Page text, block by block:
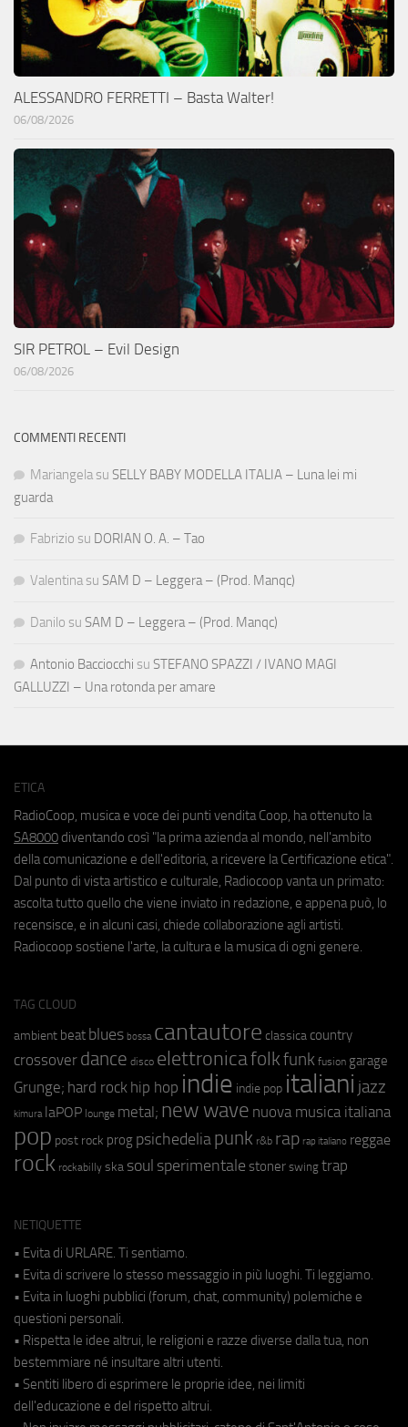
ALESSANDRO FERRETTI – Basta Walter!
06/08/2026
SIR PETROL – Evil Design
06/08/2026
COMMENTI RECENTI
Mariangela su SELLY BABY MODELLA ITALIA – Luna lei mi
guarda
Fabrizio su DORIAN O. A. – Tao
Valentina su SAM D – Leggera – (Prod. Manqc)
Danilo su SAM D – Leggera – (Prod. Manqc)
Antonio Bacciocchi su STEFANO SPAZZI / IVANO MAGI
GALLUZZI – Una rotonda per amare
ETICA
RadioCoop, musica e voce dei punti vendita Coop, ha ottenuto la
SA8000 diventando così "la prima azienda al mondo, nell'ambito
della comunicazione e dell'editoria, a ricevere la Certificazione etica".
Dal punto di vista artistico e culturale, Radiocoop vanta un primato:
ascolta tutto quello che viene inviato in redazione, e appena può, lo
recensisce, e in alcuni casi, chiede collaborazione agli artisti.
Radiocoop sostiene l'arte, la cultura e la musica di ogni genere.
TAG CLOUD
ambient beat blues bossa cantautore classica country
crossover dance disco elettronicafolkfunk fusion garage
Grunge; hard rock hip hop indie indie pop italiani jazz
kimura laPOP lounge metal; new wave nuova musica italiana
pop post rock prog psichedeliapunk r&b rap rap italiano reggae
rock rockabilly ska soul sperimentale stoner swing trap
NETIQUETTE
• Evita di URLARE. Ti sentiamo.
• Evita di scrivere lo stesso messaggio in più luoghi. Ti leggiamo.
• Evita in luoghi pubblici (forum, chat, community) polemiche e
questioni personali.
• Rispetta le idee altrui, le religioni e razze diverse dalla tua, non
bestemmiare né insultare altri utenti.
• Sentiti libero di esprimere le proprie idee, nei limiti
dell'educazione e del rispetto altrui.